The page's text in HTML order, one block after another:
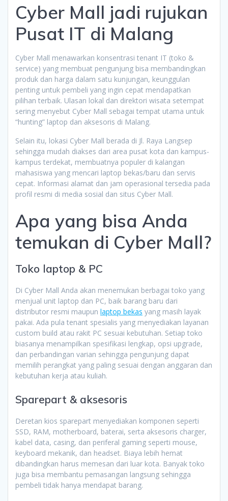
Cyber Mall jadi rujukan
Pusat IT di Malang
Cyber Mall menawarkan konsentrasi tenant IT (toko &
service) yang membuat pengunjung bisa membandingkan
produk dan harga dalam satu kunjungan, keunggulan
penting untuk pembeli yang ingin cepat mendapatkan
pilihan terbaik. Ulasan lokal dan direktori wisata setempat
sering menyebut Cyber Mall sebagai tempat utama untuk
“hunting” laptop dan aksesoris di Malang.
Selain itu, lokasi Cyber Mall berada di Jl. Raya Langsep
sehingga mudah diakses dari area pusat kota dan kampus-
kampus terdekat, membuatnya populer di kalangan
mahasiswa yang mencari laptop bekas/baru dan servis
cepat. Informasi alamat dan jam operasional tersedia pada
profil resmi di media sosial dan situs Cyber Mall.
Apa yang bisa Anda
temukan di Cyber Mall?
Toko laptop & PC
Di Cyber Mall Anda akan menemukan berbagai toko yang
menjual unit laptop dan PC, baik barang baru dari
distributor resmi maupun laptop bekas yang masih layak
pakai. Ada pula tenant spesialis yang menyediakan layanan
custom build atau rakit PC sesuai kebutuhan. Setiap toko
biasanya menampilkan spesifikasi lengkap, opsi upgrade,
dan perbandingan varian sehingga pengunjung dapat
memilih perangkat yang paling sesuai dengan anggaran dan
kebutuhan kerja atau kuliah.
Sparepart & aksesoris
Deretan kios sparepart menyediakan komponen seperti
SSD, RAM, motherboard, baterai, serta aksesoris charger,
kabel data, casing, dan periferal gaming seperti mouse,
keyboard mekanik, dan headset. Biaya lebih hemat
dibandingkan harus memesan dari luar kota. Banyak toko
juga bisa membantu pemasangan langsung sehingga
pembeli tidak hanya mendapat barang.